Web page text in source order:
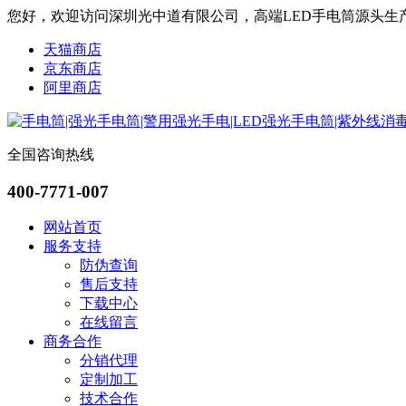
您好，欢迎访问深圳光中道有限公司，高端LED手电筒源头生
天猫商店
京东商店
阿里商店
全国咨询热线
400-7771-007
网站首页
服务支持
防伪查询
售后支持
下载中心
在线留言
商务合作
分销代理
定制加工
技术合作